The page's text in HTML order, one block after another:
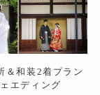
＆和装2着プラン
エディング